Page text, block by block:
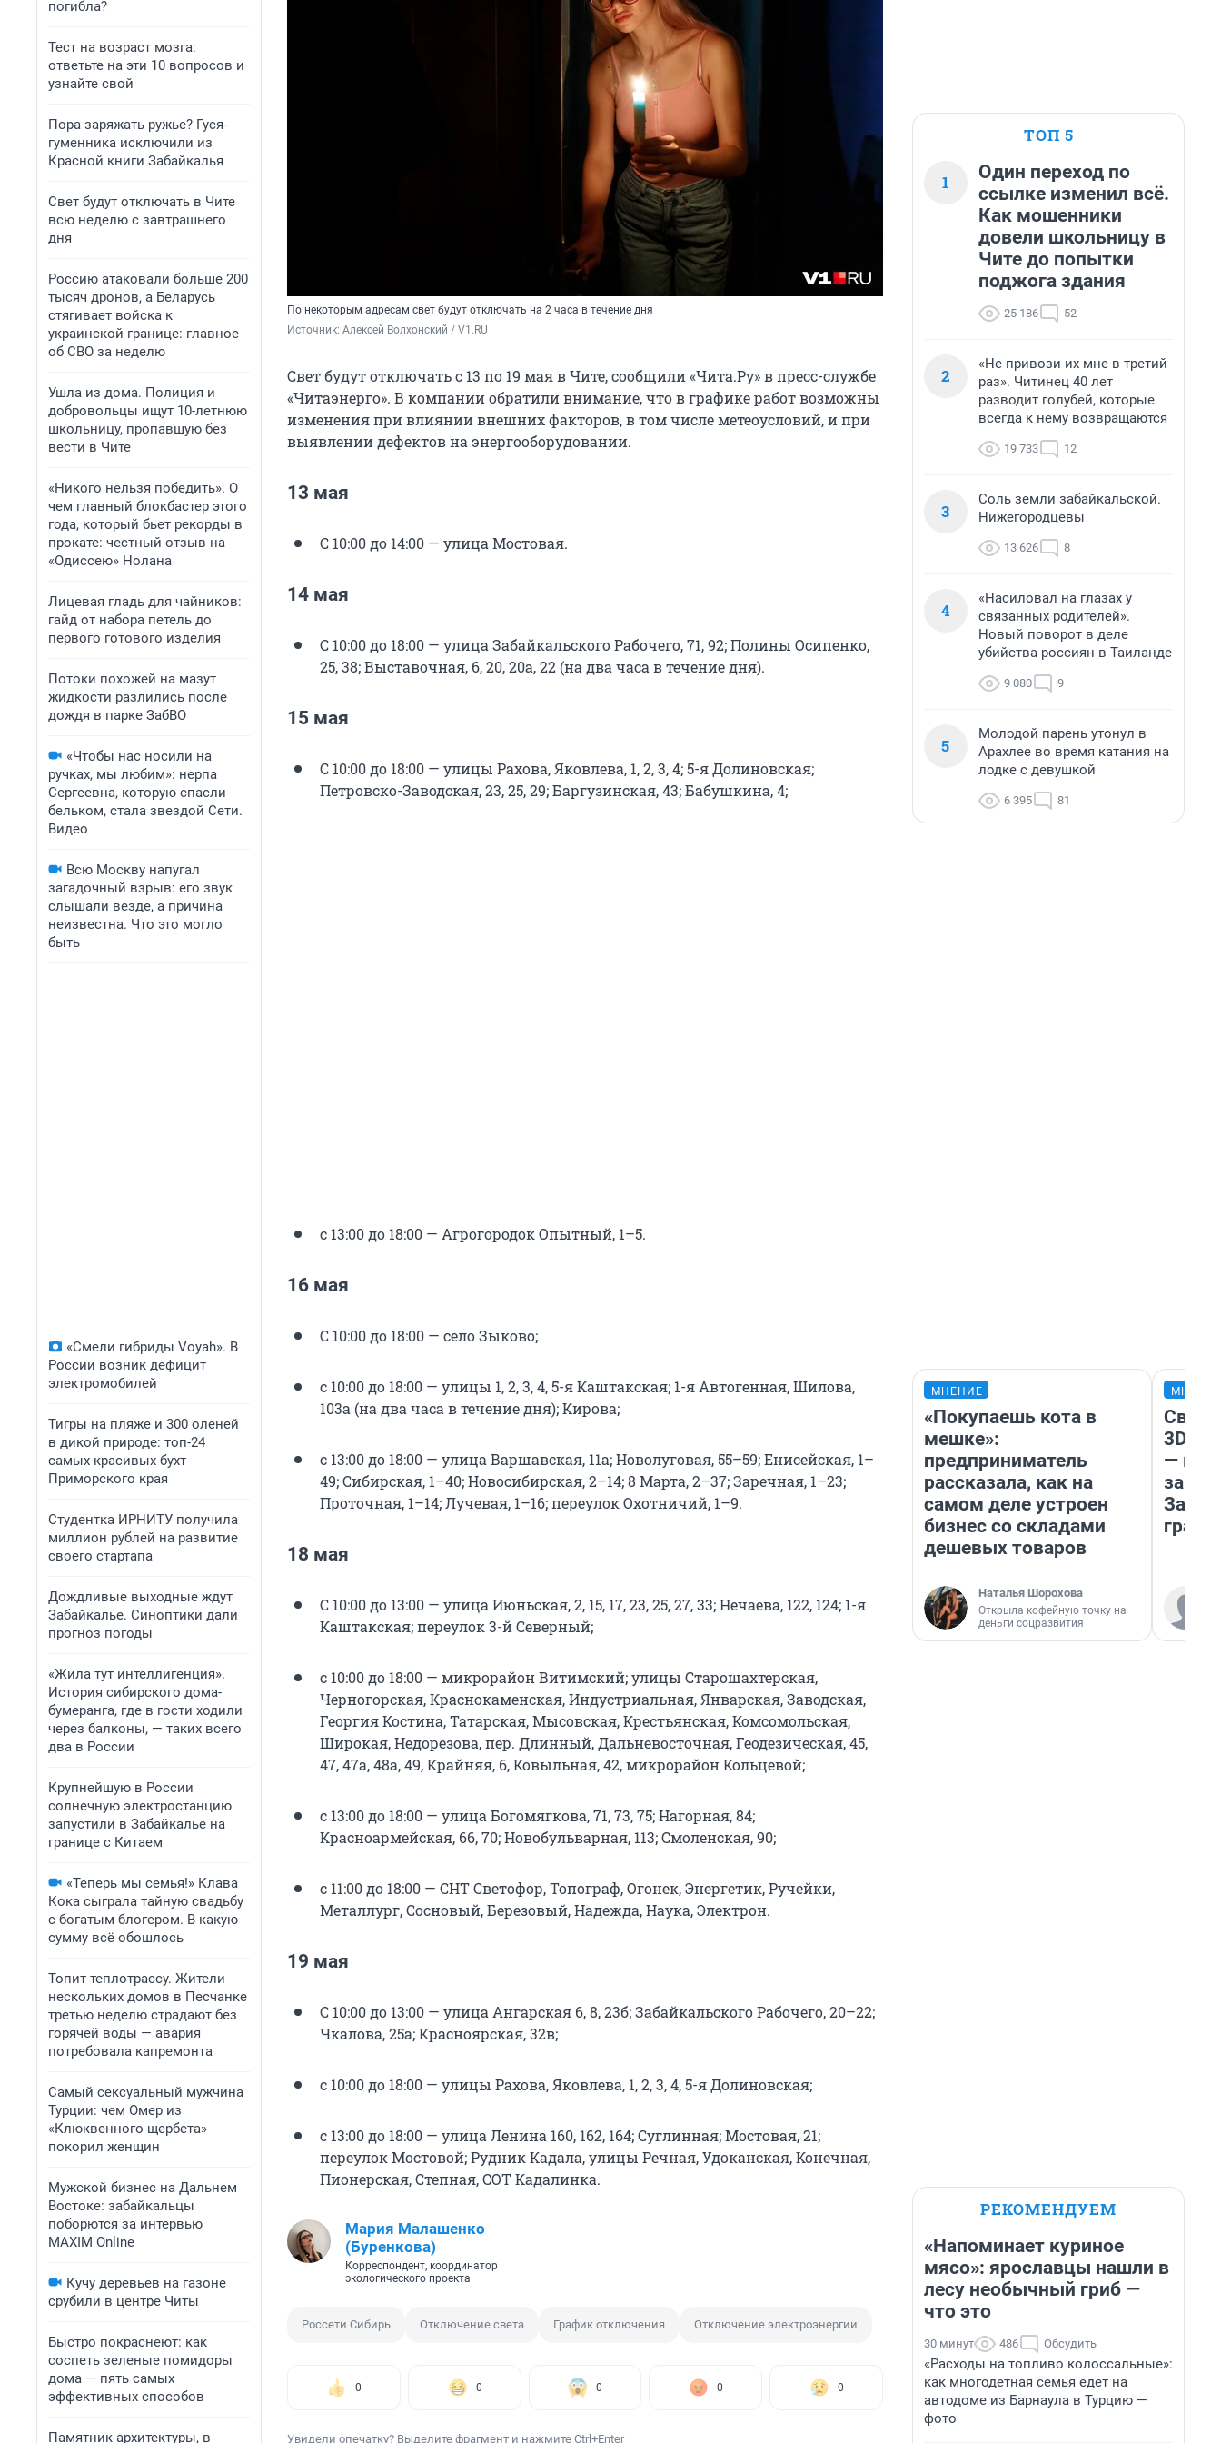
погибла?
Тест на возраст мозга:
ответьте на эти 10 вопросов и
узнайте свой
Пора заряжать ружье? Гуся-
гуменника исключили из
Красной книги Забайкалья
Свет будут отключать в Чите
всю неделю с завтрашнего
дня
Россию атаковали больше 200
тысяч дронов, а Беларусь
стягивает войска к
украинской границе: главное
об СВО за неделю
Ушла из дома. Полиция и
добровольцы ищут 10-летнюю
школьницу, пропавшую без
вести в Чите
«Никого нельзя победить». О
чем главный блокбастер этого
года, который бьет рекорды в
прокате: честный отзыв на
«Одиссею» Нолана
Лицевая гладь для чайников:
гайд от набора петель до
первого готового изделия
Потоки похожей на мазут
жидкости разлились после
дождя в парке ЗабВО
«Чтобы нас носили на
ручках, мы любим»: нерпа
Сергеевна, которую спасли
бельком, стала звездой Сети.
Видео
Всю Москву напугал
загадочный взрыв: его звук
слышали везде, а причина
неизвестна. Что это могло
быть
«Смели гибриды Voyah». В
России возник дефицит
электромобилей
Тигры на пляже и 300 оленей
в дикой природе: топ-24
самых красивых бухт
Приморского края
Студентка ИРНИТУ получила
миллион рублей на развитие
своего стартапа
Дождливые выходные ждут
Забайкалье. Синоптики дали
прогноз погоды
«Жила тут интеллигенция».
История сибирского дома-
бумеранга, где в гости ходили
через балконы, — таких всего
два в России
Крупнейшую в России
солнечную электростанцию
запустили в Забайкалье на
границе с Китаем
«Теперь мы семья!» Клава
Кока сыграла тайную свадьбу
с богатым блогером. В какую
сумму всё обошлось
Топит теплотрассу. Жители
нескольких домов в Песчанке
третью неделю страдают без
горячей воды — авария
потребовала капремонта
Самый сексуальный мужчина
Турции: чем Омер из
«Клюквенного щербета»
покорил женщин
Мужской бизнес на Дальнем
Востоке: забайкальцы
поборются за интервью
MAXIM Online
Кучу деревьев на газоне
срубили в центре Читы
Быстро покраснеют: как
соспеть зеленые помидоры
дома — пять самых
эффективных способов
Памятник архитектуры, в
По некоторым адресам свет будут отключать на 2 часа в течение дня
Источник: Алексей Волхонский / V1.RU
Свет будут отключать с 13 по 19 мая в Чите, сообщили «Чита.Ру» в пресс-службе
«Читаэнерго». В компании обратили внимание, что в графике работ возможны
изменения при влиянии внешних факторов, в том числе метеоусловий, и при
выявлении дефектов на энергооборудовании.
13 мая
С 10:00 до 14:00 — улица Мостовая.
14 мая
С 10:00 до 18:00 — улица Забайкальского Рабочего, 71, 92; Полины Осипенко,
25, 38; Выставочная, 6, 20, 20а, 22 (на два часа в течение дня).
15 мая
С 10:00 до 18:00 — улицы Рахова, Яковлева, 1, 2, 3, 4; 5-я Долиновская;
Петровско-Заводская, 23, 25, 29; Баргузинская, 43; Бабушкина, 4;
с 13:00 до 18:00 — Агрогородок Опытный, 1–5.
16 мая
С 10:00 до 18:00 — село Зыково;
с 10:00 до 18:00 — улицы 1, 2, 3, 4, 5-я Каштакская; 1-я Автогенная, Шилова,
103а (на два часа в течение дня); Кирова;
с 13:00 до 18:00 — улица Варшавская, 11а; Новолуговая, 55–59; Енисейская, 1–
49; Сибирская, 1–40; Новосибирская, 2–14; 8 Марта, 2–37; Заречная, 1–23;
Проточная, 1–14; Лучевая, 1–16; переулок Охотничий, 1–9.
18 мая
С 10:00 до 13:00 — улица Июньская, 2, 15, 17, 23, 25, 27, 33; Нечаева, 122, 124; 1-я
Каштакская; переулок 3-й Северный;
с 10:00 до 18:00 — микрорайон Витимский; улицы Старошахтерская,
Черногорская, Краснокаменская, Индустриальная, Январская, Заводская,
Георгия Костина, Татарская, Мысовская, Крестьянская, Комсомольская,
Широкая, Недорезова, пер. Длинный, Дальневосточная, Геодезическая, 45,
47, 47а, 48а, 49, Крайняя, 6, Ковыльная, 42, микрорайон Кольцевой;
с 13:00 до 18:00 — улица Богомягкова, 71, 73, 75; Нагорная, 84;
Красноармейская, 66, 70; Новобульварная, 113; Смоленская, 90;
с 11:00 до 18:00 — СНТ Светофор, Топограф, Огонек, Энергетик, Ручейки,
Металлург, Сосновый, Березовый, Надежда, Наука, Электрон.
19 мая
С 10:00 до 13:00 — улица Ангарская 6, 8, 23б; Забайкальского Рабочего, 20–22;
Чкалова, 25а; Красноярская, 32в;
с 10:00 до 18:00 — улицы Рахова, Яковлева, 1, 2, 3, 4, 5-я Долиновская;
с 13:00 до 18:00 — улица Ленина 160, 162, 164; Суглинная; Мостовая, 21;
переулок Мостовой; Рудник Кадала, улицы Речная, Удоканская, Конечная,
Пионерская, Степная, СОТ Кадалинка.
Мария Малашенко
(Буренкова)
Корреспондент, координатор
экологического проекта
Россети Сибирь Отключение света График отключения Отключение электроэнергии
0 0 0 0 0
Увидели опечатку? Выделите фрагмент и нажмите Ctrl+Enter
ТОП 5
1
Один переход по
ссылке изменил всё.
Как мошенники
довели школьницу в
Чите до попытки
поджога здания
25 186 52
2
«Не привози их мне в третий
раз». Читинец 40 лет
разводит голубей, которые
всегда к нему возвращаются
19 733 12
3
Соль земли забайкальской.
Нижегородцевы
13 626 8
4
«Насиловал на глазах у
связанных родителей».
Новый поворот в деле
убийства россиян в Таиланде
9 080 9
5
Молодой парень утонул в
Арахлее во время катания на
лодке с девушкой
6 395 81
МНЕНИЕ
«Покупаешь кота в
мешке»:
предприниматель
рассказала, как на
самом деле устроен
бизнес со складами
дешевых товаров
Наталья Шорохова
Открыла кофейную точку на
деньги соцразвития
— как
РЕКОМЕНДУЕМ
«Напоминает куриное
мясо»: ярославцы нашли в
лесу необычный гриб —
что это
30 минут 486 Обсудить
«Расходы на топливо колоссальные»:
как многодетная семья едет на
автодоме из Барнаула в Турцию —
фото